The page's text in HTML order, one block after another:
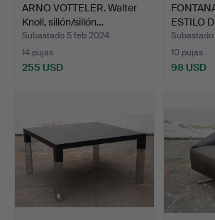
ARNO VOTTELER. Walter
Knoll, sillón/sillón…
Subastado 5 feb 2024
14 pujas
255 USD
ESTILO
10 pujas
98 USD